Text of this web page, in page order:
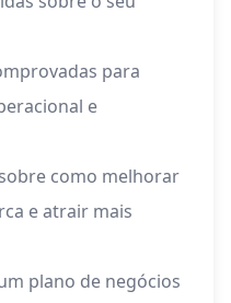
para
e
como melhorar
e atrair mais
plano de negócios